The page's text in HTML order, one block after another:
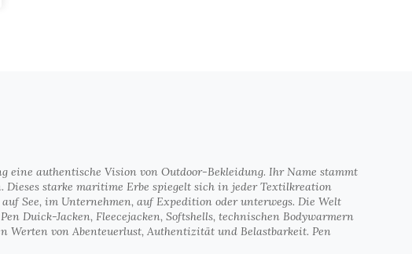
eine authentische Vision von Outdoor-Bekleidung. Ihr Name stammt
Dieses starke maritime Erbe spiegelt sich in jeder Textilkreation
See, im Unternehmen, auf Expedition oder unterwegs. Die Welt
Duick-Jacken, Fleecejacken, Softshells, technischen Bodywarmern
Werten von Abenteuerlust, Authentizität und Belastbarkeit. Pen